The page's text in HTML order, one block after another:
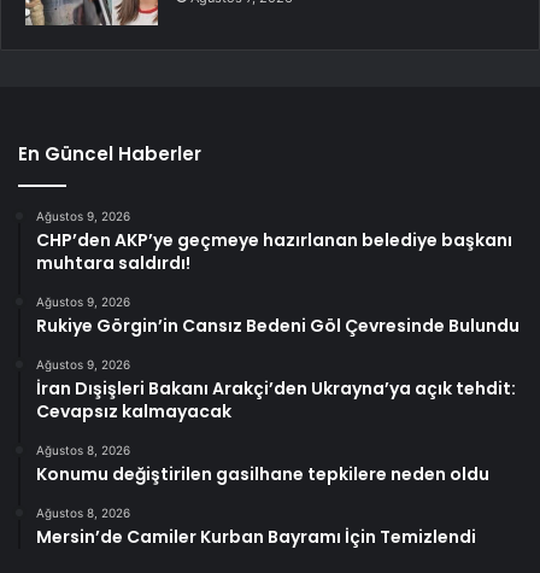
En Güncel Haberler
Ağustos 9, 2026
CHP’den AKP’ye geçmeye hazırlanan belediye başkanı
muhtara saldırdı!
Ağustos 9, 2026
Rukiye Görgin’in Cansız Bedeni Göl Çevresinde Bulundu
Ağustos 9, 2026
İran Dışişleri Bakanı Arakçi’den Ukrayna’ya açık tehdit:
Cevapsız kalmayacak
Ağustos 8, 2026
Konumu değiştirilen gasilhane tepkilere neden oldu
Ağustos 8, 2026
Mersin’de Camiler Kurban Bayramı İçin Temizlendi